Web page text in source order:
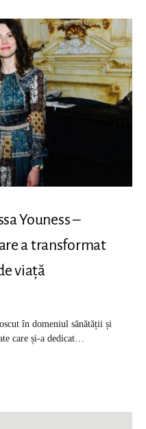
Youness –
a transformat
viață
în domeniul sănătății și
care și-a dedicat…